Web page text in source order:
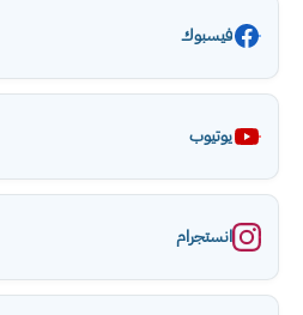
فيسبوك
يوتيوب
انستجرام